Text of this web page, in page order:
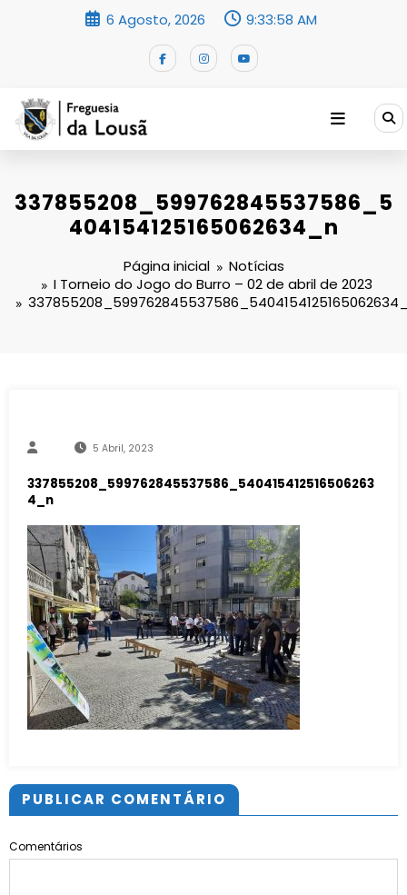
6 Agosto, 2026 9:33:59 AM
337855208_599762845537586_5
404154125165062634_n
Página inicial
Notícias
I Torneio do Jogo do Burro – 02 de abril de 2023
5 Abril, 2023
337855208_599762845537586_540415412516506263
4_n
PUBLICAR COMENTÁRIO
Comentários